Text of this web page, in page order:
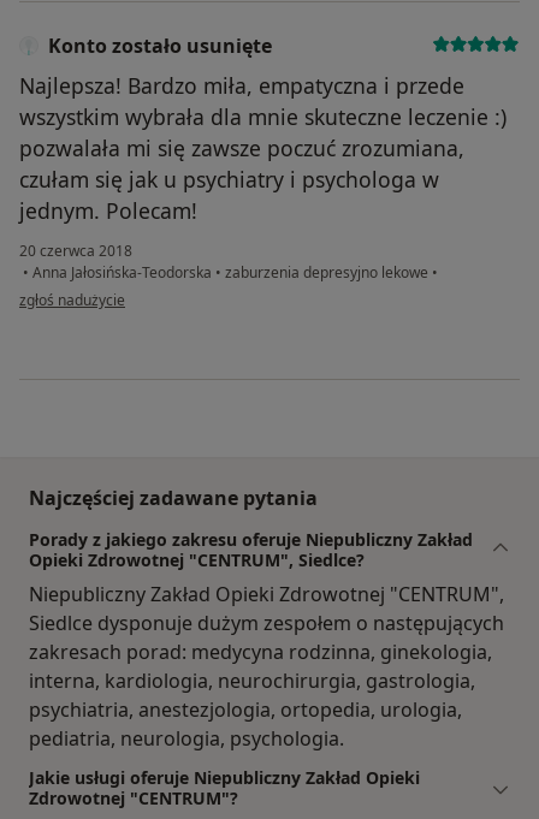
Konto zostało usunięte
Najlepsza! Bardzo miła, empatyczna i przede
wszystkim wybrała dla mnie skuteczne leczenie :)
pozwalała mi się zawsze poczuć zrozumiana,
czułam się jak u psychiatry i psychologa w
jednym. Polecam!
20 czerwca 2018
• Anna Jałosińska-Teodorska • zaburzenia depresyjno lekowe •
w opinii użytkownika Konto zostało usunięte
zgłoś nadużycie
Najczęściej zadawane pytania
Porady z jakiego zakresu oferuje Niepubliczny Zakład
Opieki Zdrowotnej "CENTRUM", Siedlce?
Niepubliczny Zakład Opieki Zdrowotnej "CENTRUM",
Siedlce dysponuje dużym zespołem o następujących
zakresach porad: medycyna rodzinna, ginekologia,
interna, kardiologia, neurochirurgia, gastrologia,
psychiatria, anestezjologia, ortopedia, urologia,
pediatria, neurologia, psychologia.
Jakie usługi oferuje Niepubliczny Zakład Opieki
Zdrowotnej "CENTRUM"?